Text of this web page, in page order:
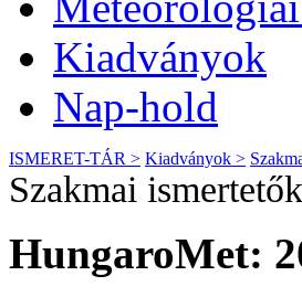
Kiadványok
Nap-hold
ISMERET-TÁR > Kiadványok >
Szakmai ismertetők
HungaroMet: